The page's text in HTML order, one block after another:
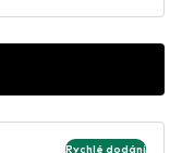
Rychlé dodání